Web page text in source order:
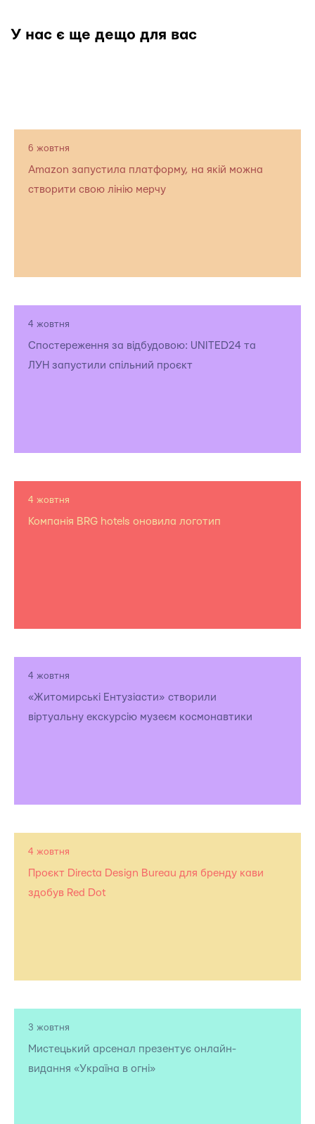
У нас є ще дещо для вас
6 жовтня
Amazon запустила платформу, на якій можна
створити свою лінію мерчу
4 жовтня
Спостереження за відбудовою: UNITED24 та
ЛУН запустили спільний проєкт
4 жовтня
Компанія BRG hotels оновила логотип
4 жовтня
«Житомирські Ентузіасти» створили
віртуальну екскурсію музеєм космонавтики
4 жовтня
Проєкт Directa Design Bureau для бренду кави
здобув Red Dot
3 жовтня
Мистецький арсенал презентує онлайн-
видання «Україна в огні»